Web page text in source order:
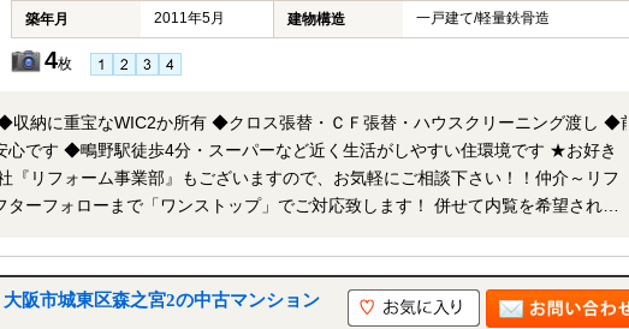
築年月 2011年5月 建物構造 一戸建て/軽量鉄骨造
4枚
納に重宝なWIC2か所有 ◆クロス張替・ＣＦ張替・ハウスクリーニング渡し ◆前
す ◆鴫野駅徒歩4分・スーパーなど近く生活がしやすい住環境です ★お好き
リフォーム事業部』もございますので、お気軽にご相談下さい！！仲介～リフ
ーまで「ワンストップ」でご対応致します！ 併せて内覧を希望される
阪市城東区森之宮2の中古マンション